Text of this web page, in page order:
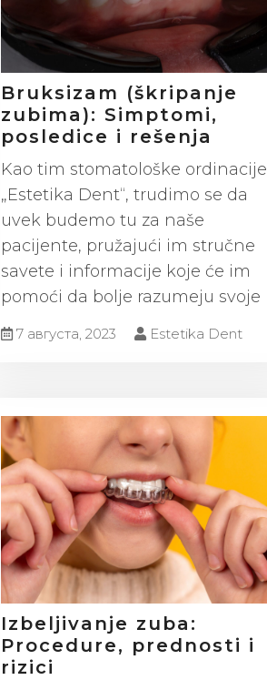
Bruksizam (škripanje
zubima): Simptomi,
posledice i rešenja
Kao tim stomatološke ordinacije
„Estetika Dent“, trudimo se da
uvek budemo tu za naše
pacijente, pružajući im stručne
savete i informacije koje će im
pomoći da bolje razumeju svoje
7 августа, 2023 Estetika Dent
Izbeljivanje zuba:
Procedure, prednosti i
rizici